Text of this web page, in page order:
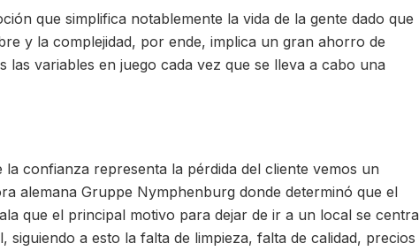
que simplifica notablemente la vida de la gente dado que
y la complejidad, por ende, implica un gran ahorro de
variables en juego cada vez que se lleva a cabo una
confianza representa la pérdida del cliente vemos un
alemana Gruppe Nymphenburg donde determinó que el
que el principal motivo para dejar de ir a un local se centra
a esto la falta de limpieza, falta de calidad, precios